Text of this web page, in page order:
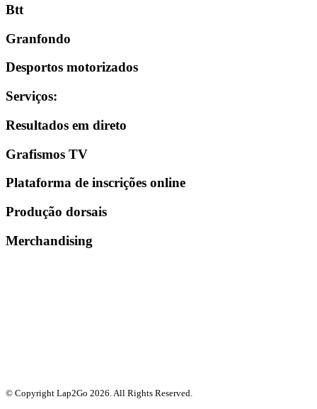
Btt
Granfondo
Desportos motorizados
Serviços:
Resultados em direto
Grafismos TV
Plataforma de inscrições online
Produção dorsais
Merchandising
© Copyright Lap2Go 2026. All Rights Reserved.